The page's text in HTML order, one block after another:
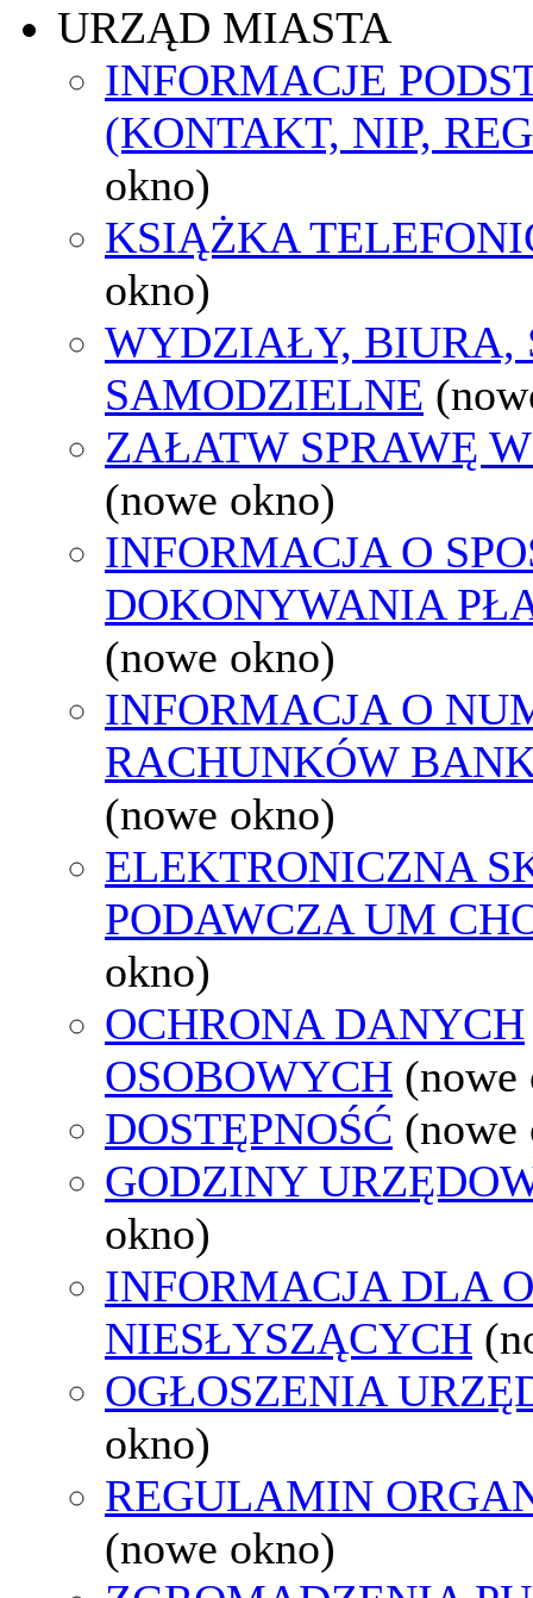
URZĄD MIASTA
INFORMACJE
(KONTAKT, NIP,
okno)
KSIĄŻKA
okno)
WYDZIAŁY, BIURA,
SAMODZIELNE
ZAŁATW SPRAWĘ
(nowe okno)
INFORMACJA O
DOKONYWANIA
(nowe okno)
INFORMACJA O
RACHUNKÓW
(nowe okno)
ELEKTRONICZNA
PODAWCZA UM
okno)
OCHRONA DANYCH
OSOBOWYCH (nowe
DOSTĘPNOŚĆ (nowe
GODZINY
okno)
INFORMACJA DLA
NIESŁYSZĄCYCH
OGŁOSZENIA
okno)
REGULAMIN
(nowe okno)